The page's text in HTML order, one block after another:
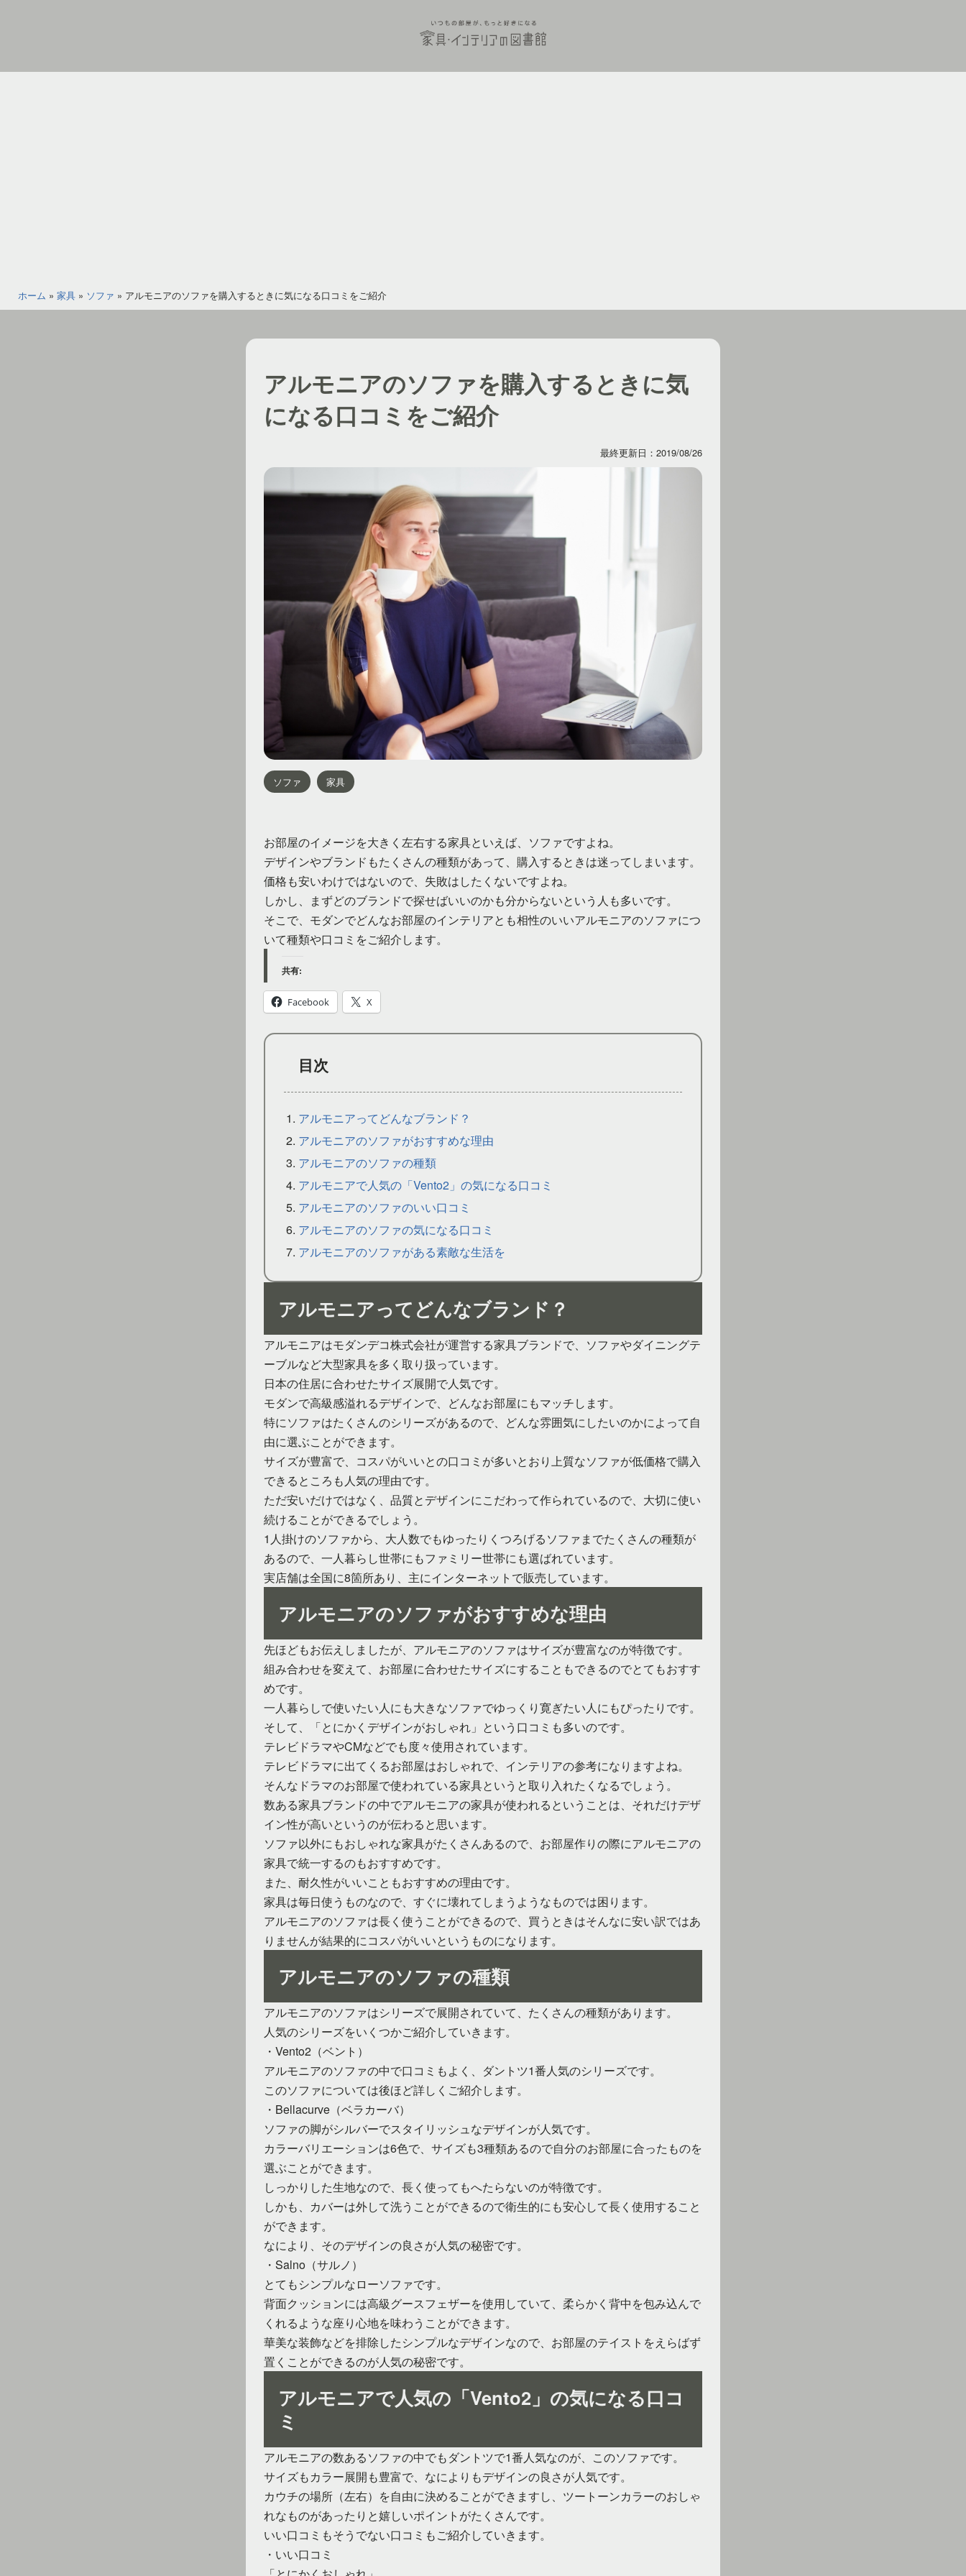
家
ホーム » 家具 » ソファ » アルモニアのソファを購入するときに気になる口コミをご紹介
アルモニアのソファを購入するときに気
になる口コミをご紹介
最終更新日：2019/08/26
ソファ 家具
お部屋のイメージを大きく左右する家具といえば、ソファですよね。
デザインやブランドもたくさんの種類があって、購入するときは迷ってしまいます。
価格も安いわけではないので、失敗はしたくないですよね。
しかし、まずどのブランドで探せばいいのかも分からないという人も多いです。
そこで、モダンでどんなお部屋のインテリアとも相性のいいアルモニアのソファにつ
いて種類や口コミをご紹介します。
共有:
Facebook X
目次
アルモニアってどんなブランド？
アルモニアのソファがおすすめな理由
アルモニアのソファの種類
アルモニアで人気の「Vento2」の気になる口コミ
アルモニアのソファのいい口コミ
アルモニアのソファの気になる口コミ
アルモニアのソファがある素敵な生活を
アルモニアってどんなブランド？
アルモニアはモダンデコ株式会社が運営する家具ブランドで、ソファやダイニングテ
ーブルなど大型家具を多く取り扱っています。
日本の住居に合わせたサイズ展開で人気です。
モダンで高級感溢れるデザインで、どんなお部屋にもマッチします。
特にソファはたくさんのシリーズがあるので、どんな雰囲気にしたいのかによって自
由に選ぶことができます。
サイズが豊富で、コスパがいいとの口コミが多いとおり上質なソファが低価格で購入
できるところも人気の理由です。
ただ安いだけではなく、品質とデザインにこだわって作られているので、大切に使い
続けることができるでしょう。
1人掛けのソファから、大人数でもゆったりくつろげるソファまでたくさんの種類が
あるので、一人暮らし世帯にもファミリー世帯にも選ばれています。
実店舗は全国に8箇所あり、主にインターネットで販売しています。
アルモニアのソファがおすすめな理由
先ほどもお伝えしましたが、アルモニアのソファはサイズが豊富なのが特徴です。
組み合わせを変えて、お部屋に合わせたサイズにすることもできるのでとてもおすす
めです。
一人暮らしで使いたい人にも大きなソファでゆっくり寛ぎたい人にもぴったりです。
そして、「とにかくデザインがおしゃれ」という口コミも多いのです。
テレビドラマやCMなどでも度々使用されています。
テレビドラマに出てくるお部屋はおしゃれで、インテリアの参考になりますよね。
そんなドラマのお部屋で使われている家具というと取り入れたくなるでしょう。
数ある家具ブランドの中でアルモニアの家具が使われるということは、それだけデザ
イン性が高いというのが伝わると思います。
ソファ以外にもおしゃれな家具がたくさんあるので、お部屋作りの際にアルモニアの
家具で統一するのもおすすめです。
また、耐久性がいいこともおすすめの理由です。
家具は毎日使うものなので、すぐに壊れてしまうようなものでは困ります。
アルモニアのソファは長く使うことができるので、買うときはそんなに安い訳ではあ
りませんが結果的にコスパがいいというものになります。
アルモニアのソファの種類
アルモニアのソファはシリーズで展開されていて、たくさんの種類があります。
人気のシリーズをいくつかご紹介していきます。
・Vento2（ベント）
アルモニアのソファの中で口コミもよく、ダントツ1番人気のシリーズです。
このソファについては後ほど詳しくご紹介します。
・Bellacurve（ベラカーバ）
ソファの脚がシルバーでスタイリッシュなデザインが人気です。
カラーバリエーションは6色で、サイズも3種類あるので自分のお部屋に合ったものを
選ぶことができます。
しっかりした生地なので、長く使ってもへたらないのが特徴です。
しかも、カバーは外して洗うことができるので衛生的にも安心して長く使用すること
ができます。
なにより、そのデザインの良さが人気の秘密です。
・Salno（サルノ）
とてもシンプルなローソファです。
背面クッションには高級グースフェザーを使用していて、柔らかく背中を包み込んで
くれるような座り心地を味わうことができます。
華美な装飾などを排除したシンプルなデザインなので、お部屋のテイストをえらばず
置くことができるのが人気の秘密です。
アルモニアで人気の「Vento2」の気になる口コ
ミ
アルモニアの数あるソファの中でもダントツで1番人気なのが、このソファです。
サイズもカラー展開も豊富で、なによりもデザインの良さが人気です。
カウチの場所（左右）を自由に決めることができますし、ツートーンカラーのおしゃ
れなものがあったりと嬉しいポイントがたくさんです。
いい口コミもそうでない口コミもご紹介していきます。
・いい口コミ